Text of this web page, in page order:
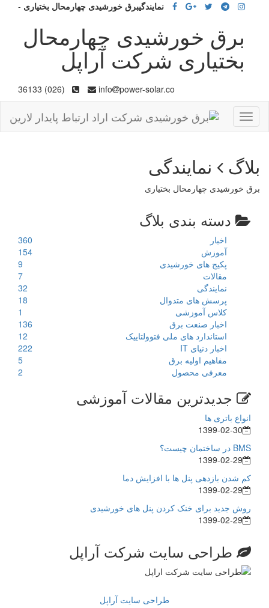
نمایندگیبرق خورشیدی چهارمحال بختیاری -
برق خورشیدی چهارمحال
بختیاری شرکت آراپل
info power-solar.co
(026) 36133
Toggle
navigation
بلاگ نمایندگی
برق خورشیدی چهارمحال بختیاری
دسته بندی بلاگ
اخبار
360
آموزش
154
پکیج های خورشیدی
9
مقالات
7
نمایندگی
32
پرسش های متدوال
18
کلاس آموزشی
1
اخبار صنعت برق
136
استاندارد های ملی فتوولتاییک
12
اخبار دنیای IT
222
مفاهیم اولیه برق
5
معرفی محصول
2
جدیدترین مقالات آموزشی
انواع باتری ها
1399-02-30
BMS در ساختمان چیست؟
1399-02-29
کم شدن بازدهی پنل ها با افزایش دما
1399-02-29
روش جدید برای خنک کردن پنل های خورشیدی
1399-02-29
طراحی سایت شرکت آراپل
طراحی سایت آراپل